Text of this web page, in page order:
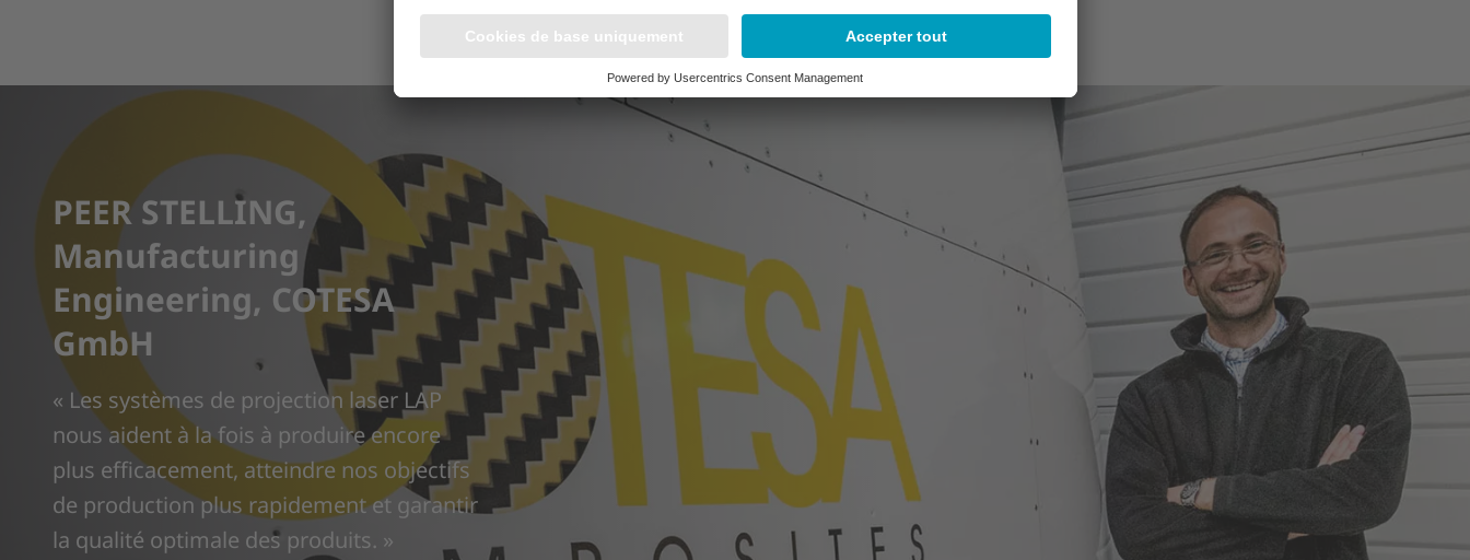
PEER STELLING,
Manufacturing
Engineering, COTESA
GmbH
« Les systèmes de projection laser LAP
nous aident à la fois à produire encore
plus efficacement, atteindre nos objectifs
de production plus rapidement et garantir
la qualité optimale des produits. »